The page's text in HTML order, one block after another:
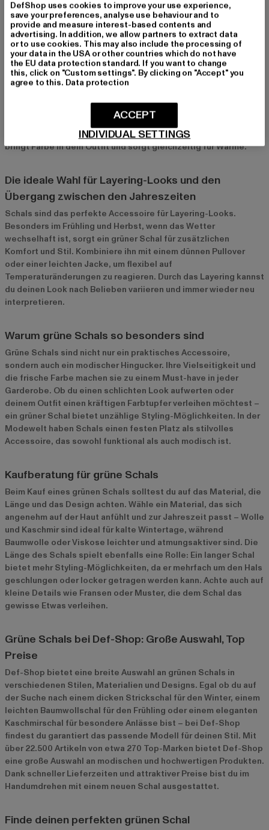
Perfekt für den Alltag, das Büro oder besondere
Anlässe
Grüne Schals sind unglaublich vielseitig und passen zu vielen
verschiedenen Anlässen. Im Alltag kannst du sie über einem
einfachen Pullover oder einer Jeansjacke tragen, um einen
lässigen Look zu kreieren. Im Büro sorgen schlichte, elegante
professionellen, aber dennoch modischen Auftritt. Für
besondere Anlässe kannst du deinen grünen Schal als Akzent
zu einem Mantel oder einem schicken Kleid kombinieren – er
bringt Farbe in dein Outfit und sorgt gleichzeitig für Wärme.
Die ideale Wahl für Layering-Looks und den
Übergang zwischen den Jahreszeiten
Schals sind das perfekte Accessoire für Layering-Looks.
Besonders im Frühling und Herbst, wenn das Wetter
wechselhaft ist, sorgt ein grüner Schal für zusätzlichen
Komfort und Stil. Kombiniere ihn mit einem dünnen Pullover
oder einer leichten Jacke, um flexibel auf
Temperaturänderungen zu reagieren. Durch das Layering kannst
du deinen Look nach Belieben variieren und immer wieder neu
interpretieren.
Warum grüne Schals so besonders sind
Grüne Schals sind nicht nur ein praktisches Accessoire,
sondern auch ein modischer Hingucker. Ihre Vielseitigkeit und
die frische Farbe machen sie zu einem Must-have in jeder
Garderobe. Ob du einen schlichten Look aufwerten oder
deinem Outfit einen kräftigen Farbtupfer verleihen möchtest –
ein grüner Schal bietet unzählige Styling-Möglichkeiten. In der
Modewelt haben Schals einen festen Platz als stilvolles
Accessoire, das sowohl funktional als auch modisch ist.
Kaufberatung für grüne Schals
Beim Kauf eines grünen Schals solltest du auf das Material, die
Länge und das Design achten. Wähle ein Material, das sich
angenehm auf der Haut anfühlt und zur Jahreszeit passt – Wolle
und Kaschmir sind ideal für kalte Wintertage, während
Baumwolle oder Viskose leichter und atmungsaktiver sind. Die
Länge des Schals spielt ebenfalls eine Rolle: Ein langer Schal
bietet mehr Styling-Möglichkeiten, da er mehrfach um den Hals
geschlungen oder locker getragen werden kann. Achte auch auf
kleine Details wie Fransen oder Muster, die dem Schal das
gewisse Etwas verleihen.
Grüne Schals bei Def-Shop: Große Auswahl, Top
Preise
Def-Shop bietet eine breite Auswahl an grünen Schals in
verschiedenen Stilen, Materialien und Designs. Egal ob du auf
der Suche nach einem dicken Strickschal für den Winter, einem
leichten Baumwollschal für den Frühling oder einem eleganten
Kaschmirschal für besondere Anlässe bist – bei Def-Shop
findest du garantiert das passende Modell für deinen Stil. Mit
über 22.500 Artikeln von etwa 270 Top-Marken bietet Def-Shop
eine große Auswahl an modischen und hochwertigen Produkten.
Dank schneller Lieferzeiten und attraktiver Preise bist du im
Handumdrehen mit einem neuen Schal ausgestattet.
Finde deinen perfekten grünen Schal
DefShop uses cookies to improve your use experience,
save your preferences, analyse use behaviour and to
provide and measure interest-based contents and
advertising. In addition, we allow partners to extract data
or to use cookies. This may also include the processing of
your data in the USA or other countries which do not have
the EU data protection standard. If you want to change
this, click on "Custom settings". By clicking on "Accept" you
agree to this. Data protection
INDIVIDUAL SETTINGS
ACCEPT